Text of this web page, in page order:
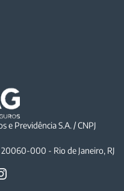
e Previdência S.A. / CNPJ
20060-000 - Rio de Janeiro, RJ